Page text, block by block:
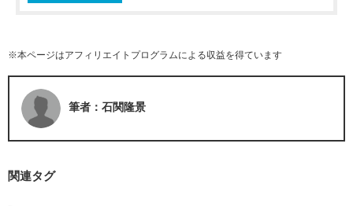
※本ページはアフィリエイトプログラムによる収益を得ています
筆者：石関隆景
関連タグ